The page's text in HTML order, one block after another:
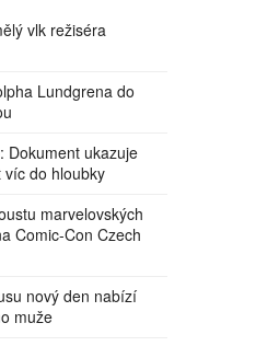
vlk režiséra
Lundgrena do
Dokument ukazuje
do hloubky
marvelovských
Comic-Con Czech
nový den nabízí
muže